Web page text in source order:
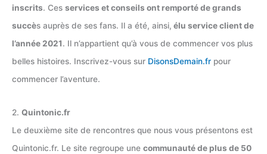
inscrits. Ces services et conseils ont remporté de grands
succès auprès de ses fans. Il a été, ainsi, élu service client de
l’année 2021. Il n’appartient qu’à vous de commencer vos plus
belles histoires. Inscrivez-vous sur DisonsDemain.fr pour
commencer l’aventure.
2. Quintonic.fr
Le deuxième site de rencontres que nous vous présentons est
Quintonic.fr. Le site regroupe une communauté de plus de 50